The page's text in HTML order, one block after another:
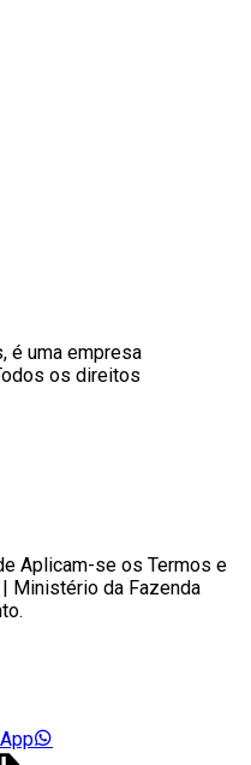
é uma empresa
os direitos
Aplicam-se os Termos e
Ministério da Fazenda